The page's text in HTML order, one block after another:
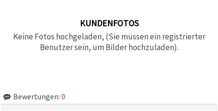
KUNDENFOTOS
Keine Fotos hochgeladen, (Sie müssen ein registrierter
Benutzer sein, um Bilder hochzuladen).
Bewertungen: 0